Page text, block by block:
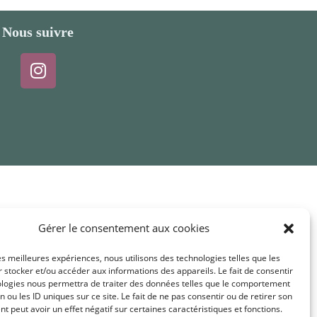
Gérer le consentement aux cookies
meilleures expériences, nous utilisons des technologies telles que les
stocker et/ou accéder aux informations des appareils. Le fait de consentir
nous permettra de traiter des données telles que le comportement
ou les ID uniques sur ce site. Le fait de ne pas consentir ou de retirer son
peut avoir un effet négatif sur certaines caractéristiques et fonctions.
Nous suivre